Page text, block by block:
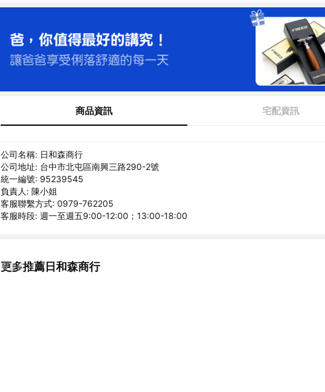
商品資訊 宅配資訊
公司名稱: 日和森商行
公司地址: 台中市北屯區南興三路290-2號
統一編號: 95239545
負責人: 陳小姐
客服聯繫方式: 0979-762205
客服時段: 週一至週五9:00-12:00；13:00-18:00
更多推薦日和森商行
看更多